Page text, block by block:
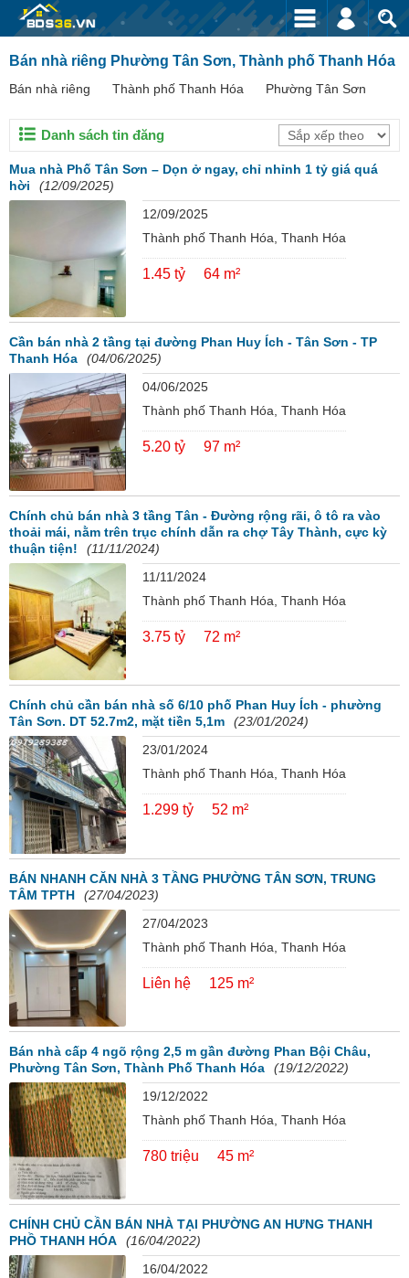
Bán nhà riêng Phường Tân Sơn, Thành phố Thanh Hóa
Bán nhà riêng Thành phố Thanh Hóa Phường Tân Sơn
Danh sách tin đăng
Mua nhà Phố Tân Sơn – Dọn ở ngay, chỉ nhỉnh 1 tỷ giá quá
hời
(12/09/2025)
12/09/2025
Thành phố Thanh Hóa, Thanh Hóa
1.45 tỷ 64 m²
Cần bán nhà 2 tầng tại đường Phan Huy Ích - Tân Sơn - TP
Thanh Hóa
(04/06/2025)
04/06/2025
Thành phố Thanh Hóa, Thanh Hóa
5.20 tỷ 97 m²
Chính chủ bán nhà 3 tầng Tân - Đường rộng rãi, ô tô ra vào
thoải mái, nằm trên trục chính dẫn ra chợ Tây Thành, cực kỳ
thuận tiện!
(11/11/2024)
11/11/2024
Thành phố Thanh Hóa, Thanh Hóa
3.75 tỷ 72 m²
Chính chủ cần bán nhà số 6/10 phố Phan Huy Ích - phường
Tân Sơn. DT 52.7m2, mặt tiền 5,1m
(23/01/2024)
23/01/2024
Thành phố Thanh Hóa, Thanh Hóa
1.299 tỷ 52 m²
BÁN NHANH CĂN NHÀ 3 TẦNG PHƯỜNG TÂN SƠN, TRUNG
TÂM TPTH
(27/04/2023)
27/04/2023
Thành phố Thanh Hóa, Thanh Hóa
Liên hệ 125 m²
Bán nhà cấp 4 ngõ rộng 2,5 m gần đường Phan Bội Châu,
Phường Tân Sơn, Thành Phố Thanh Hóa
(19/12/2022)
19/12/2022
Thành phố Thanh Hóa, Thanh Hóa
780 triệu 45 m²
CHÍNH CHỦ CẦN BÁN NHÀ TẠI PHƯỜNG AN HƯNG THANH
PHỒ THANH HÓA
(16/04/2022)
16/04/2022